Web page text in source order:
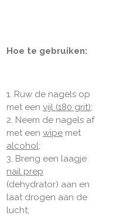
Hoe te gebruiken:
1. Ruw de nagels op
met een vijl (180 grit);
2. Neem de nagels af
met een wipe met
alcohol;
3. Breng een laagje
nail prep
(dehydrator) aan en
laat drogen aan de
lucht;